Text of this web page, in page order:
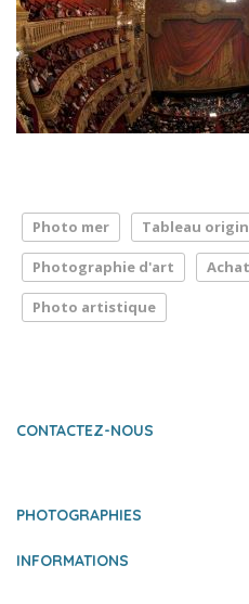
Photo mer Tableau
Photographie d'art
Photo artistique
CONTACTEZ-NOUS
PHOTOGRAPHIES
INFORMATIONS